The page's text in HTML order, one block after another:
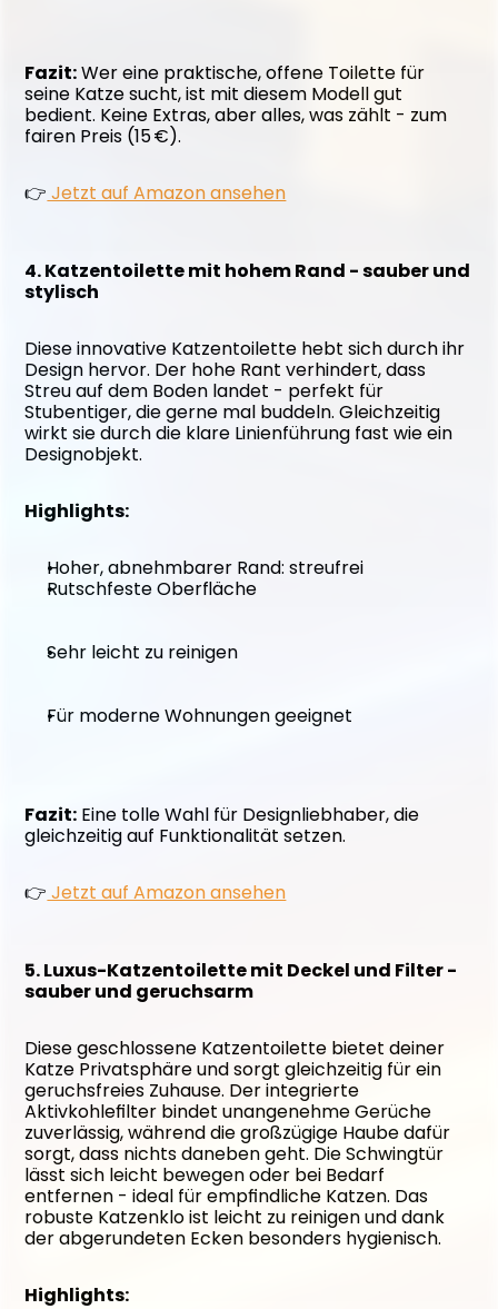
Fazit: Wer eine praktische, offene Toilette für
seine Katze sucht, ist mit diesem Modell gut
bedient. Keine Extras, aber alles, was zählt - zum
fairen Preis (15 €).
👉 Jetzt auf Amazon ansehen
4. Katzentoilette mit hohem Rand - sauber und
stylisch
Diese innovative Katzentoilette hebt sich durch ihr
Design hervor. Der hohe Rant verhindert, dass
Streu auf dem Boden landet - perfekt für
Stubentiger, die gerne mal buddeln. Gleichzeitig
wirkt sie durch die klare Linienführung fast wie ein
Designobjekt.
Highlights:
Hoher, abnehmbarer Rand: streufrei
Rutschfeste Oberfläche
Sehr leicht zu reinigen
Für moderne Wohnungen geeignet
Fazit: Eine tolle Wahl für Designliebhaber, die
gleichzeitig auf Funktionalität setzen.
👉 Jetzt auf Amazon ansehen
5. Luxus-Katzentoilette mit Deckel und Filter -
sauber und geruchsarm
Diese geschlossene Katzentoilette bietet deiner
Katze Privatsphäre und sorgt gleichzeitig für ein
geruchsfreies Zuhause. Der integrierte
Aktivkohlefilter bindet unangenehme Gerüche
zuverlässig, während die großzügige Haube dafür
sorgt, dass nichts daneben geht. Die Schwingtür
lässt sich leicht bewegen oder bei Bedarf
entfernen - ideal für empfindliche Katzen. Das
robuste Katzenklo ist leicht zu reinigen und dank
der abgerundeten Ecken besonders hygienisch.
Highlights: